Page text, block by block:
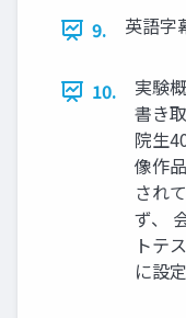
9. 英語字
10.
実験
書き
院生
像作
され
ず、
トテ
に設